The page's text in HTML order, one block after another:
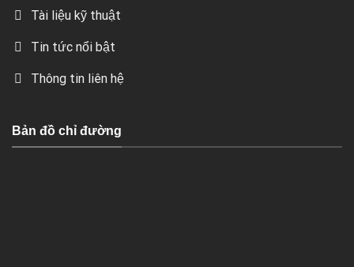
Tài liệu kỹ thuật
Tin tức nổi bật
Thông tin liên hệ
Bản đồ chỉ đường